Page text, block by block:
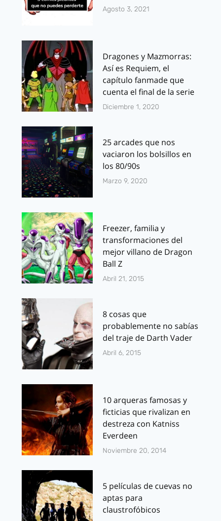
Agosto 3, 2021
Dragones y Mazmorras:
Así es Requiem, el
capítulo fanmade que
cuenta el final de la serie
Diciembre 1, 2020
25 arcades que nos
vaciaron los bolsillos en
los 80/90s
Marzo 9, 2020
Freezer, familia y
transformaciones del
mejor villano de Dragon
Ball Z
Abril 21, 2015
8 cosas que
probablemente no sabías
del traje de Darth Vader
Abril 6, 2015
10 arqueras famosas y
ficticias que rivalizan en
destreza con Katniss
Everdeen
Noviembre 20, 2014
5 películas de cuevas no
aptas para
claustrofóbicos